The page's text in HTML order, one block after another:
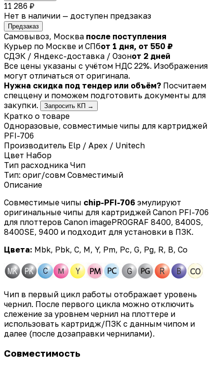
11 286 ₽
Нет в наличии — доступен предзаказ
Предзаказ
Самовывоз, Москва после поступления
Курьер по Москве и СПбот 1 дня, от 550 ₽
СДЭК / Яндекс-доставка / Озонот 2 дней
Все цены указаны с учётом НДС 22%. Изображения
могут отличаться от оригинала.
Нужна скидка под тендер или объём? Посчитаем
спеццену и поможем подготовить документы для
закупки.
Запросить КП →
Кратко о товаре
Одноразовые, совместимые чипы для картриджей
PFI-706
Производитель Elp / Apex / Unitech
Цвет Набор
Тип расходника Чип
Тип: ориг/совм Совместимый
Описание
Совместимые чипы chip-PFI-706 эмулируют
оригинальные чипы для картриджей Canon PFI-706
для плоттеров Canon imagePROGRAF 8400, 8400S,
8400SE, 9400 и подходит для установки в ПЗК.
Цвета: Mbk, Pbk, C, M, Y, Pm, Pc, G, Pg, R, B, Co
Чип в первый цикл работы отображает уровень
чернил. После первого цикла можно отключить
слежение за уровнем чернил на плоттере и
использовать картридж/ПЗК с данным чипом и
далее (после дозаправки чернилами).
Совместимость